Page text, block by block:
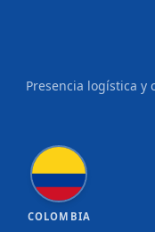
Presencia logística y
COLOMBIA